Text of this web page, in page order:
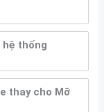
hệ thống
thay cho Mỡ